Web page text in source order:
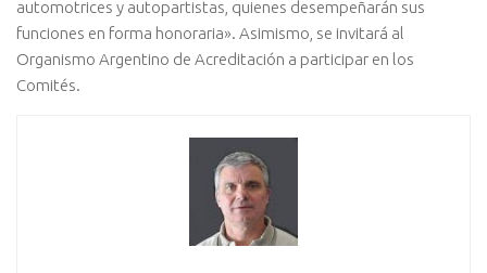
automotrices y autopartistas, quienes desempeñarán sus
funciones en forma honoraria». Asimismo, se invitará al
Organismo Argentino de Acreditación a participar en los
Comités.